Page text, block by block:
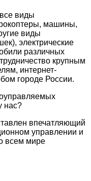
виды
машины,
виды
электрические
различных
крупным
интернет-
городе России.
нас?
впечатляющий
управлении и
всем мире